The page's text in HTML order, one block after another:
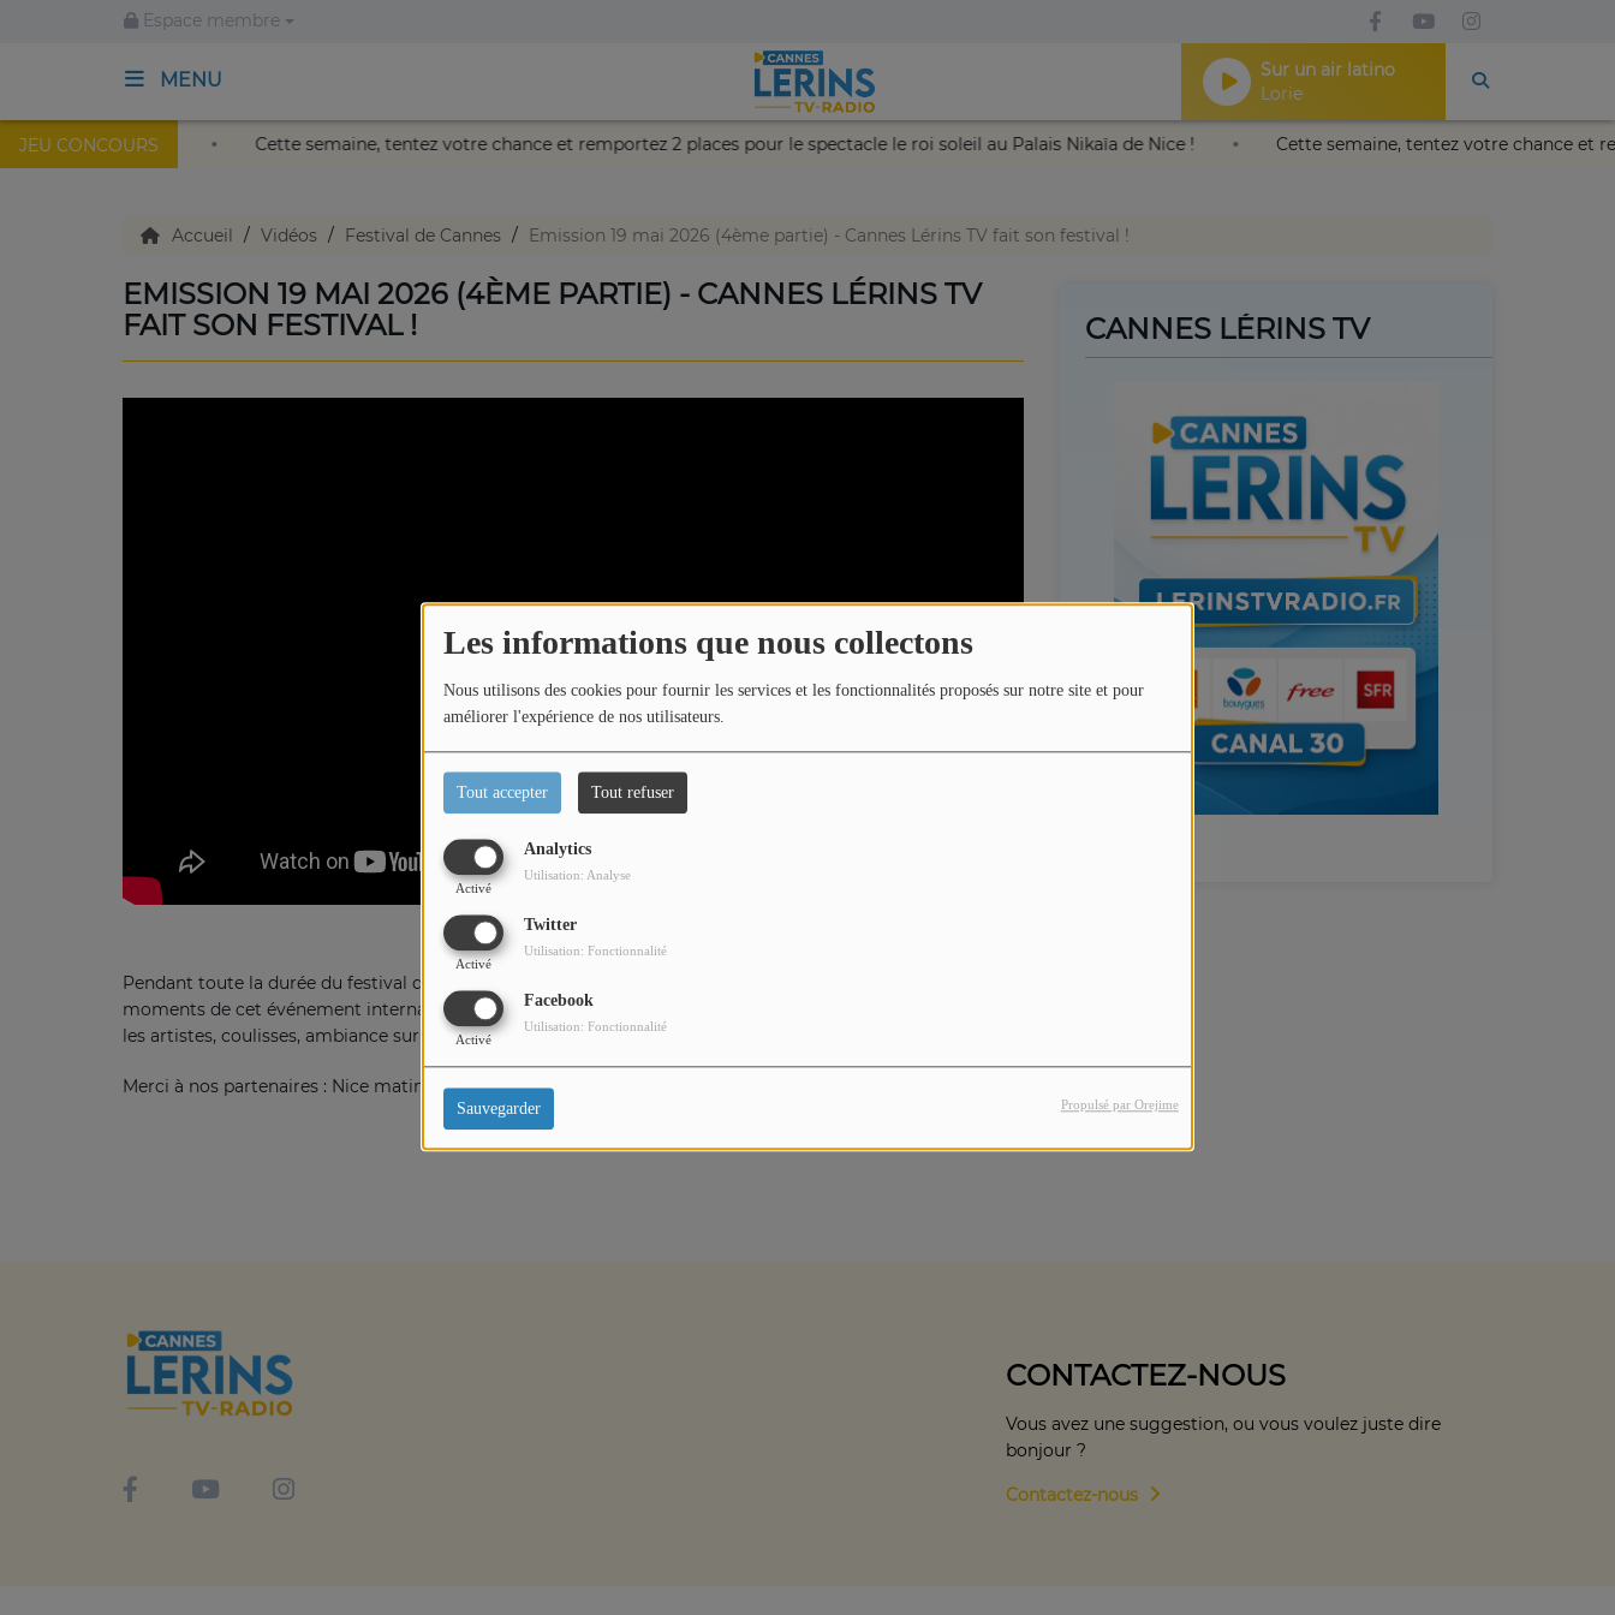
Les informations que nous collectons
Nous utilisons des cookies pour fournir les services et les fonctionnalités proposés sur notre site et pour
améliorer l'expérience de nos utilisateurs.
Tout accepter Tout refuser
Analytics
Activé
Utilisation: Analyse
Twitter
Activé
Utilisation: Fonctionnalité
Facebook
Activé
Utilisation: Fonctionnalité
Sauvegarder Propulsé par Orejime
Espace membre
MENU
Sur un air latino
Lorie
JEU CONCOURS
au Palais Nikaïa de Nice ! Cette semaine, tentez votre chance et remportez 2 places pour le spectacle le roi soleil au Palais Nikaïa de Nice ! Cette semaine, tentez votre
ACCUEIL
TV en direct
Contactez-nous
Accueil Vidéos Festival de Cannes Emission 19 mai 2026 (4ème partie) - Cannes Lérins TV fait son festival !
EMISSION 19 MAI 2026 (4ÈME PARTIE) - CANNES LÉRINS TV
FAIT SON FESTIVAL !
Pendant toute la durée du festival de Cannes, Laurent et Loric vous emmènent vivre les plus beaux
moments de cet événement international : montées des marches, interviews exclusives, rencontres avec
les artistes, coulisses, ambiance sur la Croisette et découvertes des talents de demain.
Merci à nos partenaires : Nice matin, Hi Cannes, Galaxy Production et Copal Beach.
CANNES LÉRINS TV
CONTACTEZ-NOUS
Vous avez une suggestion, ou vous voulez juste dire
bonjour ?
Contactez-nous